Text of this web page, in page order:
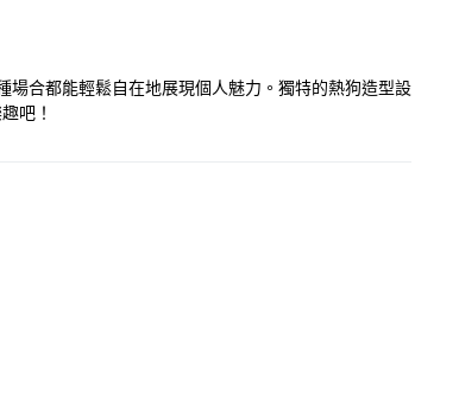
合都能輕鬆自在地展現個人魅力。獨特的熱狗造型設
吧！